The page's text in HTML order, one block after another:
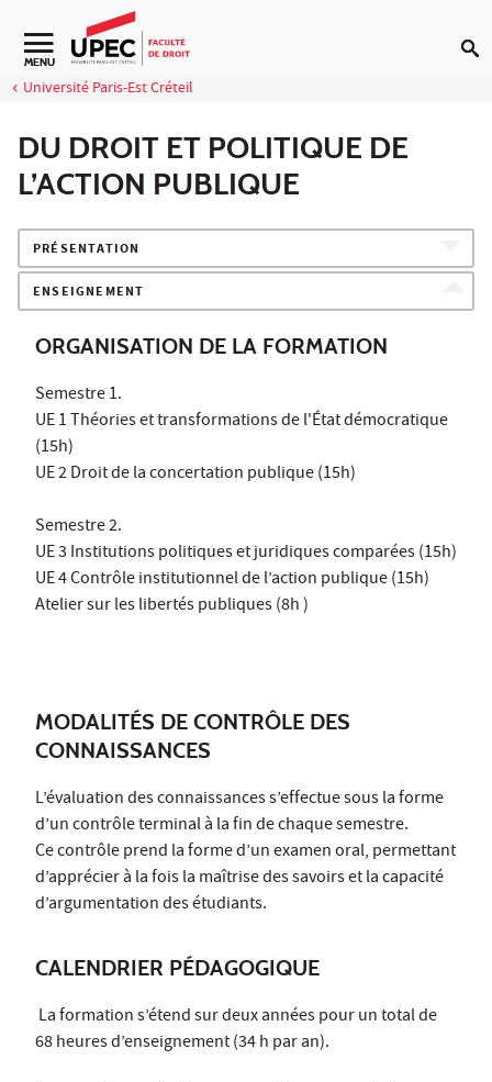
Aller au contenu
Navigation secondaire
MENU
Université Paris-Est Créteil
DU DROIT ET POLITIQUE DE
L’ACTION PUBLIQUE
PRÉSENTATION
ENSEIGNEMENT
ORGANISATION DE LA FORMATION
Semestre 1.
UE 1 Théories et transformations de l'État démocratique
(15h)
UE 2 Droit de la concertation publique (15h)
Semestre 2.
UE 3 Institutions politiques et juridiques comparées (15h)
UE 4 Contrôle institutionnel de l’action publique (15h)
Atelier sur les libertés publiques (8h )
MODALITÉS DE CONTRÔLE DES
CONNAISSANCES
L’évaluation des connaissances s’effectue sous la forme
d’un contrôle terminal à la fin de chaque semestre.
Ce contrôle prend la forme d’un examen oral, permettant
d’apprécier à la fois la maîtrise des savoirs et la capacité
d’argumentation des étudiants.
CALENDRIER PÉDAGOGIQUE
La formation s’étend sur deux années pour un total de
68 heures d’enseignement (34 h par an).